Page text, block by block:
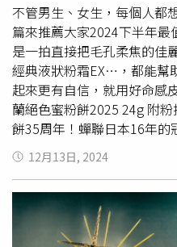
精緻、可愛。使用可可棕色
好上手又有高級感。(圖／品
容單品推薦：benefit 超輕
元遮瑕修容一次搞定！精華
能精準修飾各類黑眼圈，精
供)benefit 瑪其朵蜜粉盒／
色修容！輕鬆修飾臉型、打
緻能完美服貼肌膚。(圖／
／1,280元柔和高級的藕咖
層堆疊不厚重，升級後的蜜
／品牌提供)Sisley 植物重
業界第一支「升睫眼線筆」
毛滋養護理！不僅注入了同
不管男生、女生，每個人都
篇來推薦大家2024下半年
是一拍直接把毛孔柔焦的佳
經典液狀粉霜EX…，都能幫
起來更有自信，就用好命感
蘭絕色蜜粉餅2025 24g 附
餅35周年！蟬聯日本16年的
術家慕夏聯名，讓所有粉絲
膩而且直接能柔焦毛孔並幫
顆，蜜粉餅中添加玻尿酸、
保濕效果，上臉完全不乾澀
色蜜粉餅GR 2025 30g 附粉
12月13日, 2024